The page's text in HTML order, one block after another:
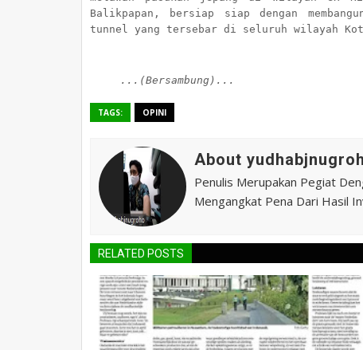
Balikpapan, bersiap siap dengan
tunnel yang tersebar di seluruh wilayah
...(Bersambung)...
TAGS: OPINI
About
Penulis Merupakan Pegiat
Mengangkat Pena Dari Hasil
RELATED POSTS